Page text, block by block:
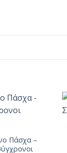
Πάσχα –